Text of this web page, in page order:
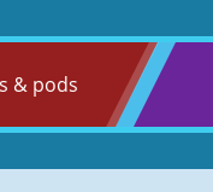
& pods